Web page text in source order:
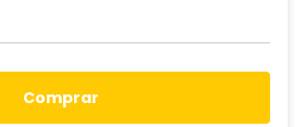
comprar